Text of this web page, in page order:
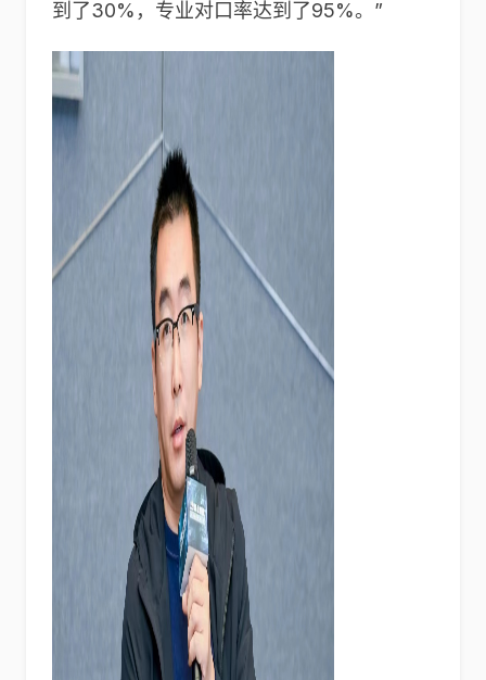
到了30%，专业对口率达到了95%。”